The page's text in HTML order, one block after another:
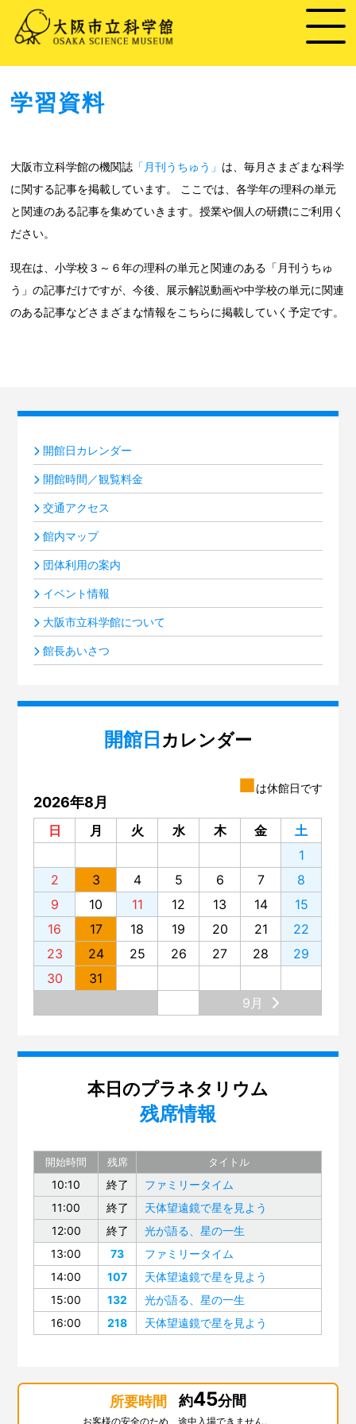
学習資料
大阪市立科学館の機関誌 「月刊うちゅう」 は、毎月さまざまな科学
に関する記事を掲載しています。 ここでは、各学年の理科の単元
と関連のある記事を集めていきます。授業や個人の研鑽にご利用く
ださい。
現在は、小学校３～６年の理科の単元と関連のある「月刊うちゅ
う」の記事だけですが、今後、展示解説動画や中学校の単元に関連
のある記事などさまざまな情報をこちらに掲載していく予定です。
開館日カレンダー
開館時間／観覧料金
交通アクセス
館内マップ
団体利用の案内
イベント情報
大阪市立科学館について
館長あいさつ
開館日 カレンダー
■は休館日です
2026年8月
日 月 火 水 木 金
土
1
2
3 4 5 6 7
8
9
10 11 12 13 14
15
16
17 18 19 20 21
22
23
24 25 26 27 28
29
30
31
9月
本日のプラネタリウム
残席情報
開始時間 残席 タイトル
10:10 終了
ファミリータイム
11:00
終了
天体望遠鏡で星を見よう
12:00
終了
光が語る、星の一生
13:00
73
ファミリータイム
14:00
107
天体望遠鏡で星を見よう
15:00
132
光が語る、星の一生
16:00
218 天体望遠鏡で星を見よう
所要時間 約45分間
お客様の安全のため、途中入場できません。